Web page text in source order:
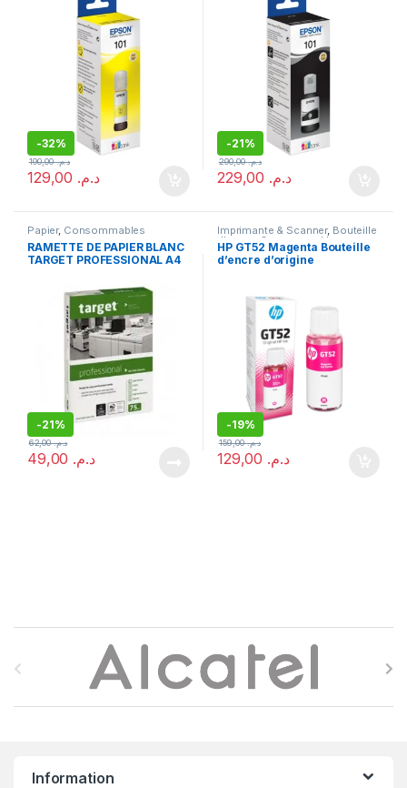
-32%
د.م.
د.م.190,00
-21%
د.م.
د.م.290,00
Papier, Consommables
RAMETTE DE PAPIER BLANC
TARGET PROFESSIONAL A4
-21%
د.م.
د.م.62,00
Imprimante & Scanner, Bouteille
d'encre,Consommables
HP GT52 Magenta Bouteille
d’encre d’origine
-19%
د.م.
د.م.159,00
Information